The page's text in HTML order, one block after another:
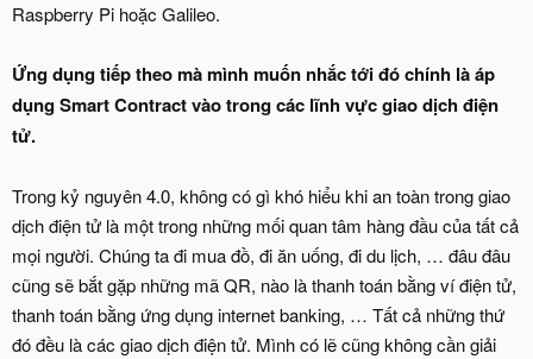
Raspberry Pi hoặc Galileo.
Ứng dụng tiếp theo mà mình muốn nhắc tới đó chính là áp
dụng Smart Contract vào trong các lĩnh vực giao dịch điện
tử.
Trong kỷ nguyên 4.0, không có gì khó hiểu khi an toàn trong giao
dịch điện tử là một trong những mối quan tâm hàng đầu của tất cả
mọi người. Chúng ta đi mua đồ, đi ăn uống, đi du lịch, … đâu đâu
cũng sẽ bắt gặp những mã QR, nào là thanh toán bằng ví điện tử,
thanh toán bằng ứng dụng internet banking, … Tất cả những thứ
đó đều là các giao dịch điện tử. Mình có lẽ cũng không cần giải